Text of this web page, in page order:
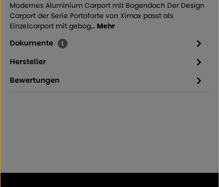
Modernes Aluminium Carport mit Bogendach Der Design
Carport der Serie Portoforte von Ximax passt als
Einzelcarport mit gebog… Mehr
Dokumente 1
Hersteller
Bewertungen